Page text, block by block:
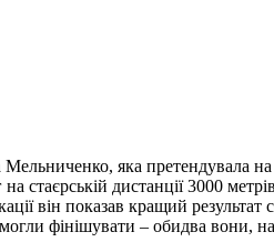
яка претендувала на
стаєрській дистанції 3000
він показав кращий результат
фінішувати – обидва вони,